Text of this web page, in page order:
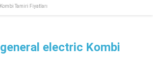
Tamiri Fiyatları
electric Kombi